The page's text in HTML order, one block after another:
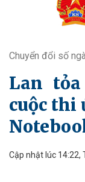
Chuyển đổi số
Lan
cuộc thi
Cập nhật lúc